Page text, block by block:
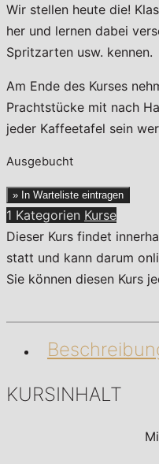
Wir stellen heute die!
her und lernen dabei
Spritzarten usw. kennen.
Am Ende des Kurses
Prachtstücke mit nach
jeder Kaffeetafel sein
Ausgebucht
» In Warteliste eintragen
1 Kategorien Kurse
Dieser Kurs findet
statt und kann darum
Sie können diesen Kurs
KURSINHALT